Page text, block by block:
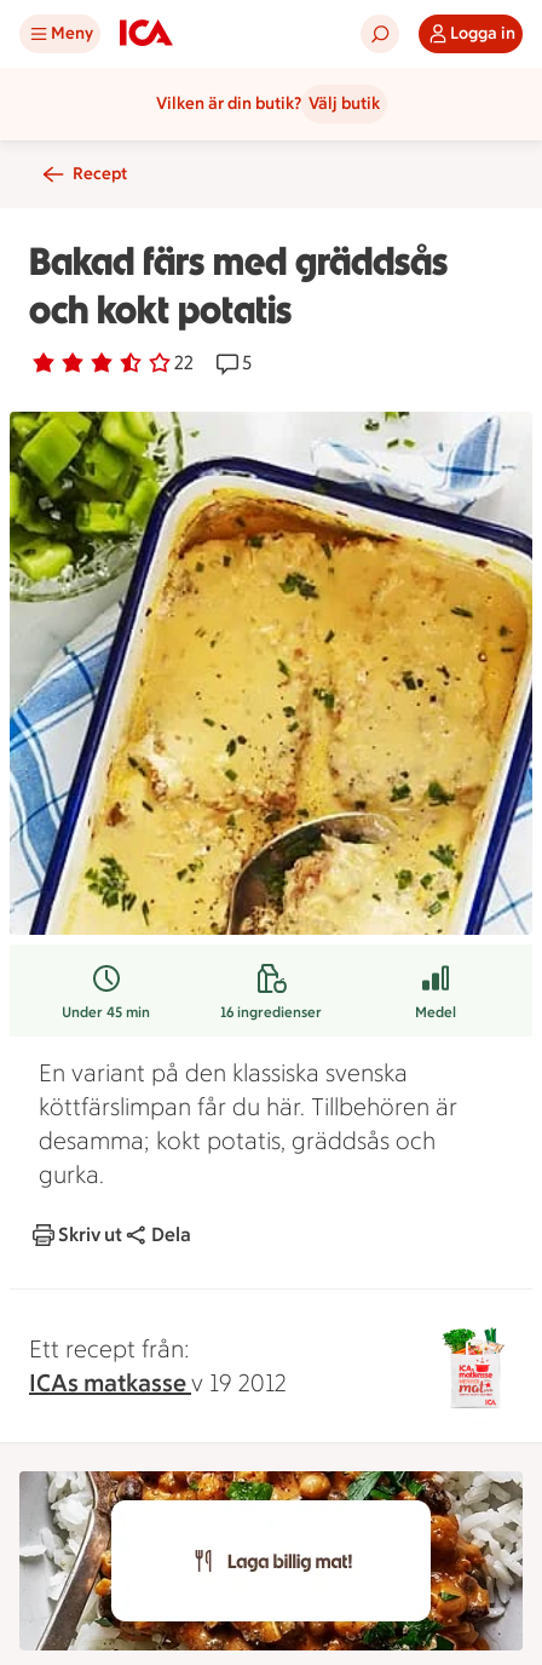
Meny Logga in
Vilken är din butik? Välj butik
Recept
Bakad färs med gräddsås
och kokt potatis
Betyg 3.5 av 5. 22
22 personer har röstatReceptet har 5 kommentarer
5
Under 45 min 16 ingredienser Medel
En variant på den klassiska svenska
köttfärslimpan får du här. Tillbehören är
desamma; kokt potatis, gräddsås och
gurka.
Skriv ut Dela
Ett recept från:
ICAs matkassev 19 2012